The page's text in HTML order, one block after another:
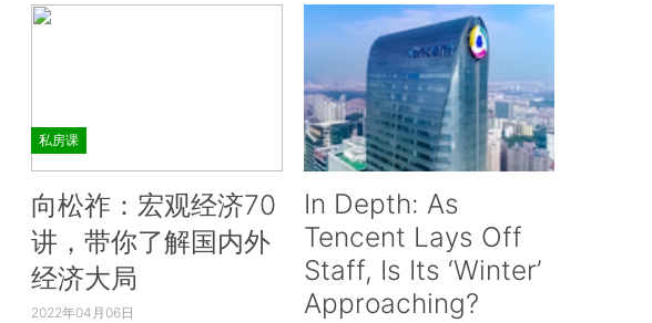
私房课
向松祚：宏观经济70
讲，带你了解国内外
经济大局
2022年04月06日
In Depth: As
Tencent Lays Off
Staff, Is Its ‘Winter’
Approaching?